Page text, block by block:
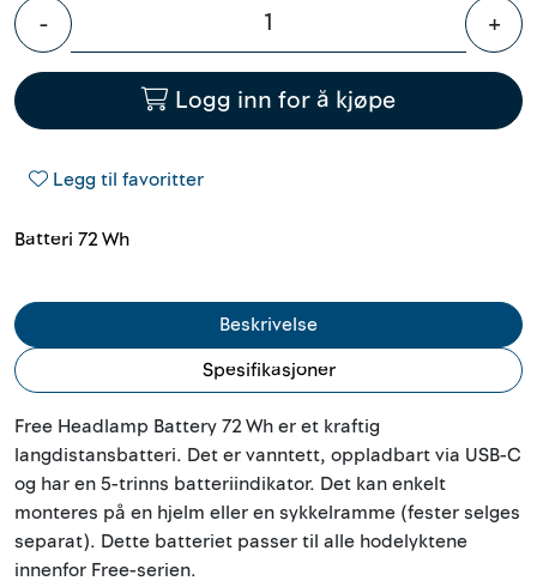
- +
Logg inn for å kjøpe
Legg til favoritter
Batteri 72 Wh
Beskrivelse
Spesifikasjoner
Free Headlamp Battery 72 Wh er et kraftig
langdistansbatteri. Det er vanntett, oppladbart via USB-C
og har en 5-trinns batteriindikator. Det kan enkelt
monteres på en hjelm eller en sykkelramme (fester selges
separat). Dette batteriet passer til alle hodelyktene
innenfor Free-serien.
Prosjekter
Kontakt